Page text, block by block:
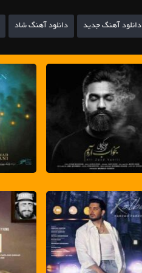
دانلود آهنگ جدید دانلود آهنگ شاد